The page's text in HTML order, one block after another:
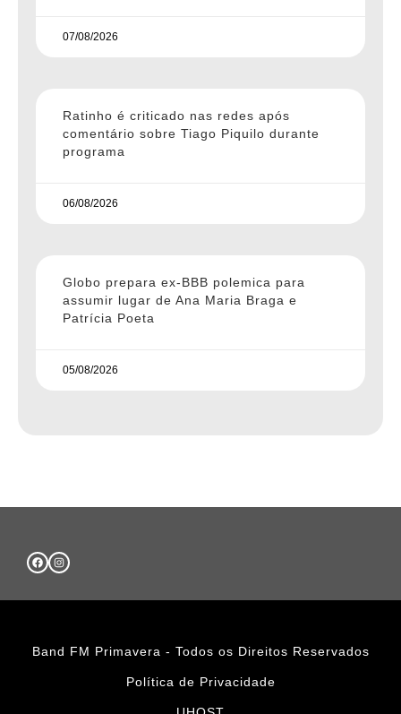
07/08/2026
Ratinho é criticado nas redes após
comentário sobre Tiago Piquilo durante
programa
06/08/2026
Globo prepara ex-BBB polemica para
assumir lugar de Ana Maria Braga e
Patrícia Poeta
05/08/2026
Band FM Primavera - Todos os Direitos Reservados
Política de Privacidade